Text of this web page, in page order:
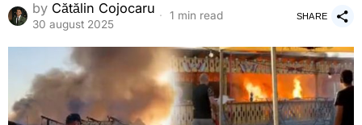
by Cătălin Cojocaru
30 august 2025
1 min read SHARE